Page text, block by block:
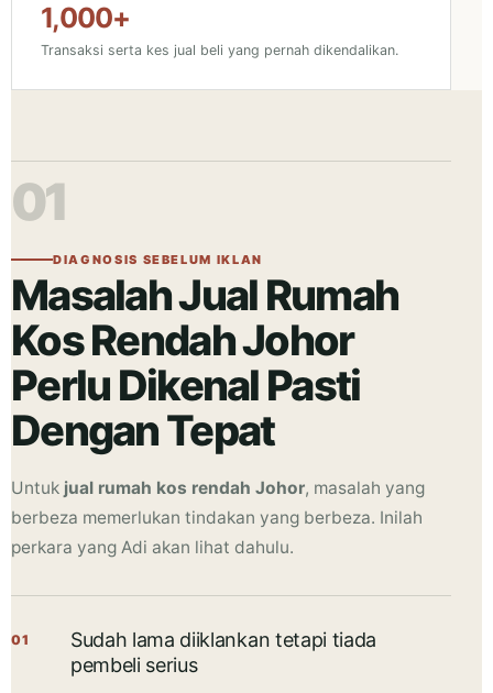
1,000+
Transaksi serta kes jual beli yang pernah dikendalikan.
01
DIAGNOSIS SEBELUM IKLAN
Masalah Jual Rumah
Kos Rendah Johor
Perlu Dikenal Pasti
Dengan Tepat
Untuk jual rumah kos rendah Johor, masalah yang
berbeza memerlukan tindakan yang berbeza. Inilah
perkara yang Adi akan lihat dahulu.
01
Sudah lama diiklankan tetapi tiada
pembeli serius